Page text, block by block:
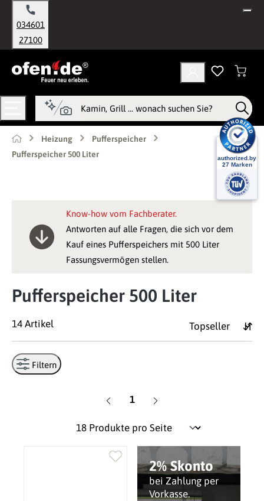
springen
034601
27100
Heizung
Pufferspeicher
Pufferspeicher 500 Liter
Know-how vom Fachberater.
Antworten auf alle Fragen, die sich vor dem
Kauf eines Pufferspeichers mit 500 Liter
Fassungsvermögen stellen.
Pufferspeicher 500 Liter
14 Artikel
Filtern
Seite
1
2% Skonto
bei Zahlung per
Vorkasse.